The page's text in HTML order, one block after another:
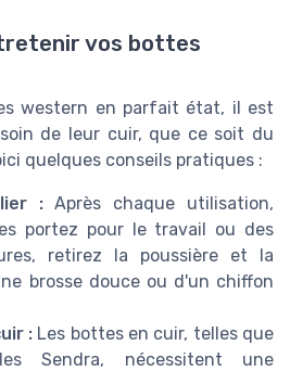
vos bottes
western en parfait état, il est
de leur cuir, que ce soit du
quelques conseils pratiques :
:Après chaque utilisation,
portez pour le travail ou des
retirez la poussière et la
brosse douce ou d'un chiffon
: Les bottes en cuir, telles que
Sendra, nécessitent une